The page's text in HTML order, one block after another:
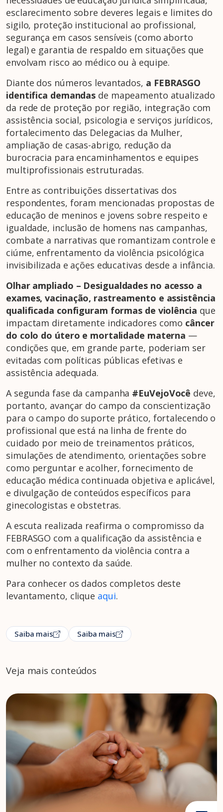
esclarecimento sobre deveres legais e limites do
sigilo, proteção institucional ao profissional,
segurança em casos sensíveis (como aborto
legal) e garantia de respaldo em situações que
envolvam risco ao médico ou à equipe.
Diante dos números levantados, a FEBRASGO
identifica demandas de mapeamento atualizado
da rede de proteção por região, integração com
assistência social, psicologia e serviços jurídicos,
fortalecimento das Delegacias da Mulher,
ampliação de casas-abrigo, redução da
burocracia para encaminhamentos e equipes
multiprofissionais estruturadas.
Entre as contribuições dissertativas dos
respondentes, foram mencionadas propostas de
educação de meninos e jovens sobre respeito e
igualdade, inclusão de homens nas campanhas,
combate a narrativas que romantizam controle e
ciúme, enfrentamento da violência psicológica
invisibilizada e ações educativas desde a infância.
Olhar ampliado – Desigualdades no acesso a
exames, vacinação, rastreamento e assistência
qualificada configuram formas de violência que
impactam diretamente indicadores como câncer
do colo do útero e mortalidade materna —
condições que, em grande parte, poderiam ser
evitadas com políticas públicas efetivas e
assistência adequada.
A segunda fase da campanha #EuVejoVocê deve,
portanto, avançar do campo da conscientização
para o campo do suporte prático, fortalecendo o
profissional que está na linha de frente do
cuidado por meio de treinamentos práticos,
simulações de atendimento, orientações sobre
como perguntar e acolher, fornecimento de
educação médica continuada objetiva e aplicável,
e divulgação de conteúdos específicos para
ginecologistas e obstetras.
A escuta realizada reafirma o compromisso da
FEBRASGO com a qualificação da assistência e
com o enfrentamento da violência contra a
mulher no contexto da saúde.
Para conhecer os dados completos deste
levantamento, clique aqui.
Saiba mais Saiba mais
Veja mais conteúdos